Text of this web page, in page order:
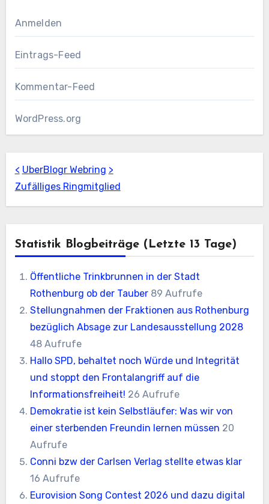
Anmelden
Eintrags-Feed
Kommentar-Feed
WordPress.org
< UberBlogr Webring >
Zufälliges Ringmitglied
Statistik Blogbeiträge (letzte 13 Tage)
Öffentliche Trinkbrunnen in der Stadt
Rothenburg ob der Tauber 89 Aufrufe
Stellungnahmen der Fraktionen aus Rothenburg
bezüglich Absage zur Landesausstellung 2028
48 Aufrufe
Hallo SPD, behaltet noch Würde und Integrität
und stoppt den Frontalangriff auf die
Informationsfreiheit! 26 Aufrufe
Demokratie ist kein Selbstläufer: Was wir von
einer sterbenden Freundin lernen müssen 20
Aufrufe
Conni bzw der Carlsen Verlag stellte etwas klar
16 Aufrufe
Eurovision Song Contest 2026 und dazu digital